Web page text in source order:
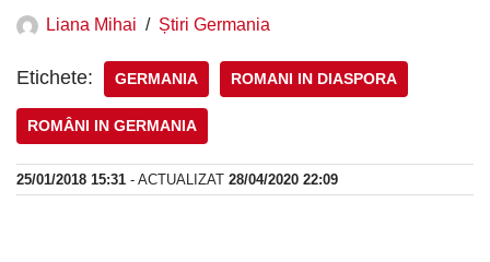
Liana Mihai Știri Germania
Etichete: GERMANIA ROMANI IN DIASPORA
ROMÂNI IN GERMANIA
25/01/2018 15:31 - ACTUALIZAT 28/04/2020 22:09